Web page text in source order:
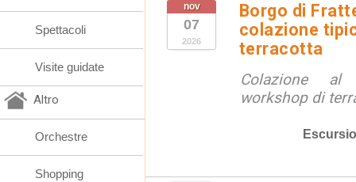
nov
07
2026
Borgo di
colazione
terracotta
Colazione al
workshop di
Spettacoli
Visite guidate
Altro
Orchestre
Shopping